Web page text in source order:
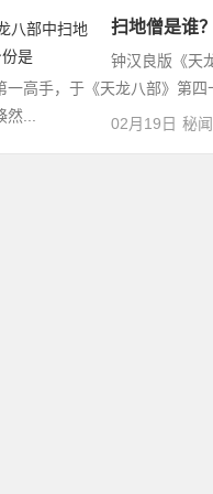
扫地僧是谁
钟汉良版《天
一高手，于《天龙八部》第
...
02月19日 秘闻